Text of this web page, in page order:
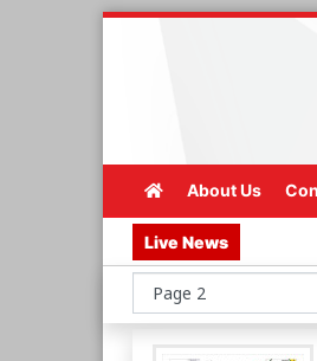
About Us
Live News